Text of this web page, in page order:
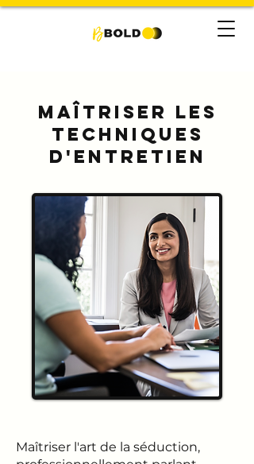
Maîtriser les
techniques
d'entretien
Maîtriser l'art de la séduction,